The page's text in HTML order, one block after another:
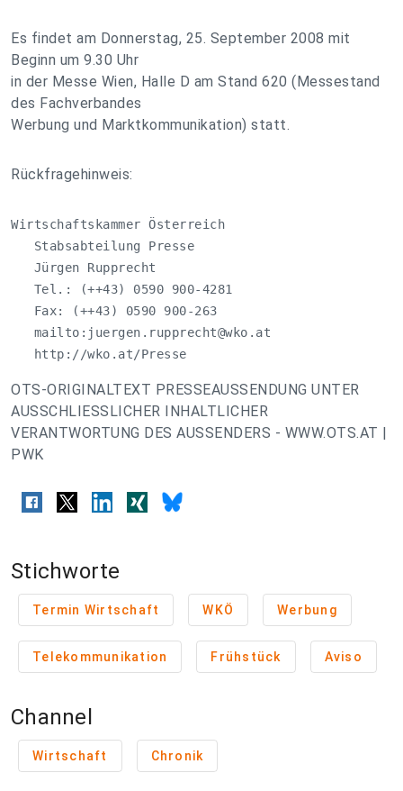
Es findet am Donnerstag, 25. September 2008 mit
Beginn um 9.30 Uhr
in der Messe Wien, Halle D am Stand 620 (Messestand
des Fachverbandes
Werbung und Marktkommunikation) statt.
Rückfragehinweis:
Wirtschaftskammer Österreich
   Stabsabteilung Presse
   Jürgen Rupprecht
   Tel.: (++43) 0590 900-4281
   Fax: (++43) 0590 900-263
   mailto:
juergen.rupprecht@wko.at
   http://wko.at/Presse
OTS-ORIGINALTEXT PRESSEAUSSENDUNG UNTER
AUSSCHLIESSLICHER INHALTLICHER
VERANTWORTUNG DES AUSSENDERS - WWW.OTS.AT |
PWK
Stichworte
Termin Wirtschaft WKÖ Werbung
Telekommunikation Frühstück Aviso
Channel
Wirtschaft Chronik